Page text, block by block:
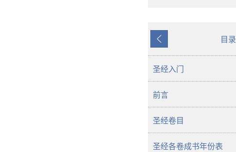
物
经
世
界
上
一
页
目录
圣经入门
前言
圣经卷目
圣经各卷成书年份表